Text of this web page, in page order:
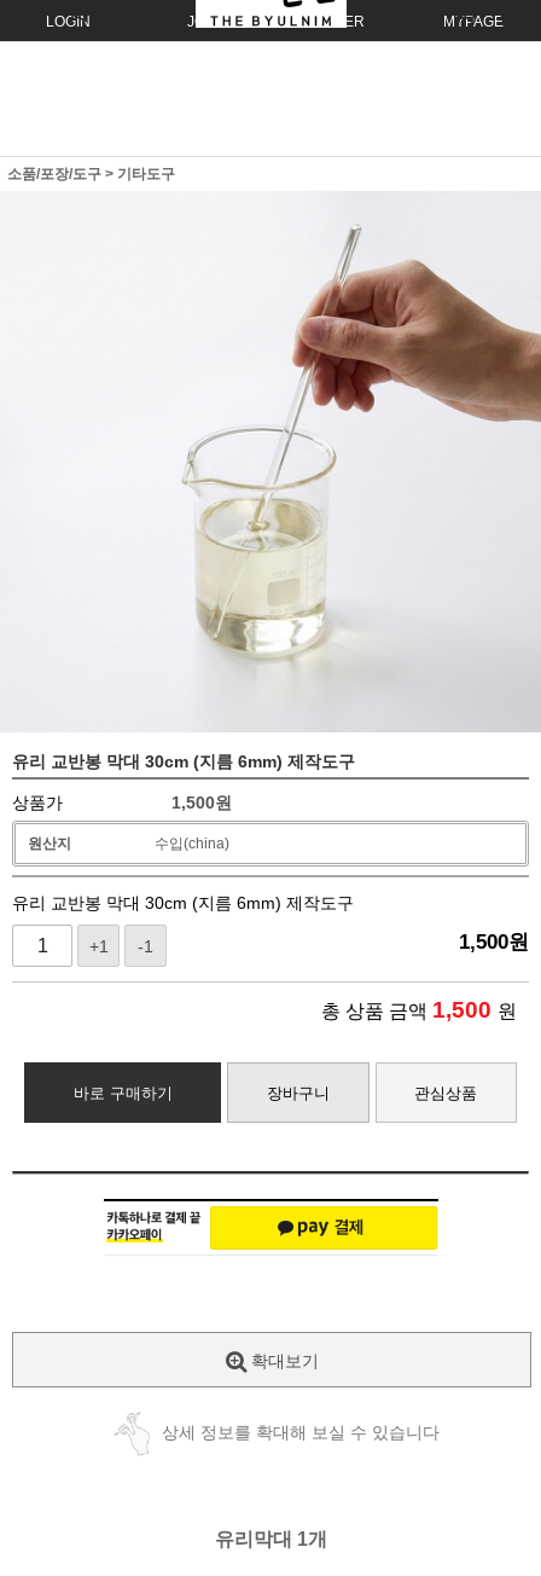
LOGIN JOIN ORDER MYPAGE
소품/포장/도구 > 기타도구
유리 교반봉 막대 30cm (지름 6mm) 제작도구
상품가 1,500원
원산지 수입(china)
유리 교반봉 막대 30cm (지름 6mm) 제작도구
+1 -1 1,500원
총 상품 금액 1,500 원
바로 구매하기 장바구니 관심상품
확대보기
상세 정보를 확대해 보실 수 있습니다
유리막대 1개